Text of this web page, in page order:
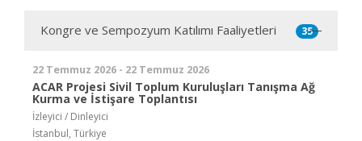
Kongre ve Sempozyum Katılımı Faaliyetleri 35
22 Temmuz 2026 - 22 Temmuz 2026
ACAR Projesi Sivil Toplum Kuruluşları Tanışma Ağ
Kurma ve İstişare Toplantısı
İzleyici / Dinleyici
İstanbul, Türkiye